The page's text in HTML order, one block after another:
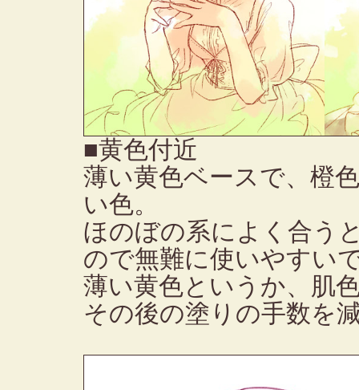
■黄色付近
薄い黄色ベースで、橙
い色。
ほのぼの系によく合う
ので無難に使いやすい
薄い黄色というか、肌
その後の塗りの手数を